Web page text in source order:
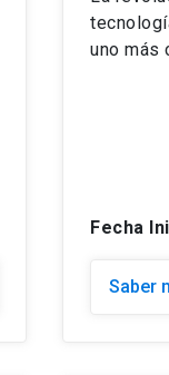
uno más
Fecha
Saber